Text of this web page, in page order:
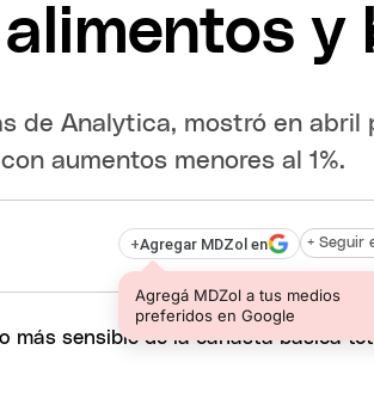
de Analytica, mostró en abril
aumentos menores al 1%.
+Agregar MDZol en
Agregá MDZol a tus medios
preferidos en Google
+ Seguir